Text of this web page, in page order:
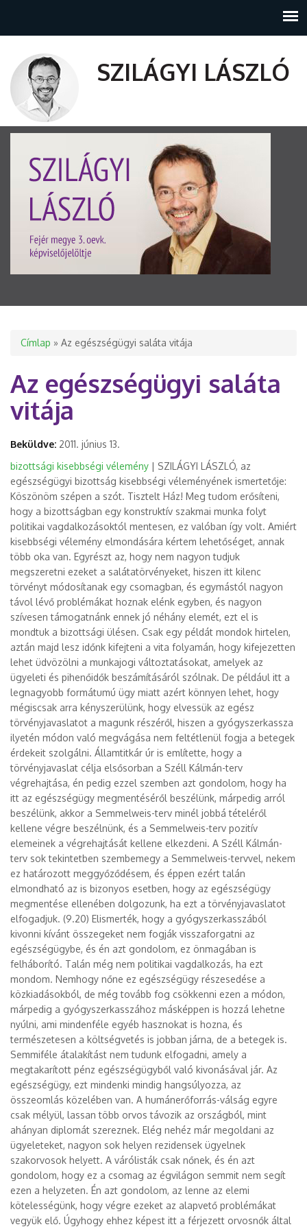
SZILÁGYI LÁSZLÓ
Jelenlegi hely
Címlap » Az egészségügyi saláta vitája
Az egészségügyi saláta
vitája
Beküldve: 2011. június 13.
bizottsági kisebbségi vélemény | SZILÁGYI LÁSZLÓ, az
egészségügyi bizottság kisebbségi véleményének ismertetője:
Köszönöm szépen a szót. Tisztelt Ház! Meg tudom erősíteni,
hogy a bizottságban egy konstruktív szakmai munka folyt
politikai vagdalkozásoktól mentesen, ez valóban így volt. Amiért
kisebbségi vélemény elmondására kértem lehetőséget, annak
több oka van. Egyrészt az, hogy nem nagyon tudjuk
megszeretni ezeket a salátatörvényeket, hiszen itt kilenc
törvényt módosítanak egy csomagban, és egymástól nagyon
távol lévő problémákat hoznak elénk egyben, és nagyon
szívesen támogatnánk ennek jó néhány elemét, ezt el is
mondtuk a bizottsági ülésen. Csak egy példát mondok hirtelen,
aztán majd lesz időnk kifejteni a vita folyamán, hogy kifejezetten
lehet üdvözölni a munkajogi változtatásokat, amelyek az
ügyeleti és pihenőidők beszámításáról szólnak. De például itt a
legnagyobb formátumú ügy miatt azért könnyen lehet, hogy
mégiscsak arra kényszerülünk, hogy elvessük az egész
törvényjavaslatot a magunk részéről, hiszen a gyógyszerkassza
ilyetén módon való megvágása nem feltétlenül fogja a betegek
érdekeit szolgálni. Államtitkár úr is említette, hogy a
törvényjavaslat célja elsősorban a Széll Kálmán-terv
végrehajtása, én pedig ezzel szemben azt gondolom, hogy ha
itt az egészségügy megmentéséről beszélünk, márpedig arról
beszélünk, akkor a Semmelweis-terv minél jobbá tételéről
kellene végre beszélnünk, és a Semmelweis-terv pozitív
elemeinek a végrehajtását kellene elkezdeni. A Széll Kálmán-
terv sok tekintetben szembemegy a Semmelweis-tervvel, nekem
ez határozott meggyőződésem, és éppen ezért talán
elmondható az is bizonyos esetben, hogy az egészségügy
megmentése ellenében dolgozunk, ha ezt a törvényjavaslatot
elfogadjuk. (9.20) Elismerték, hogy a gyógyszerkasszából
kivonni kívánt összegeket nem fogják visszaforgatni az
egészségügybe, és én azt gondolom, ez önmagában is
felháborító. Talán még nem politikai vagdalkozás, ha ezt
mondom. Nemhogy nőne ez egészségügy részesedése a
közkiadásokból, de még tovább fog csökkenni ezen a módon,
márpedig a gyógyszerkasszához másképpen is hozzá lehetne
nyúlni, ami mindenféle egyéb hasznokat is hozna, és
természetesen a költségvetés is jobban járna, de a betegek is.
Semmiféle átalakítást nem tudunk elfogadni, amely a
megtakarított pénz egészségügyből való kivonásával jár. Az
egészségügy, ezt mindenki mindig hangsúlyozza, az
összeomlás közelében van. A humánerőforrás-válság egyre
csak mélyül, lassan több orvos távozik az országból, mint
ahányan diplomát szereznek. Elég nehéz már megoldani az
ügyeleteket, nagyon sok helyen rezidensek ügyelnek
szakorvosok helyett. A várólisták csak nőnek, és én azt
gondolom, hogy ez a csomag az égvilágon semmit nem segít
ezen a helyzeten. Én azt gondolom, az lenne az elemi
kötelességünk, hogy végre ezeket az alapvető problémákat
vegyük elő. Úgyhogy ehhez képest itt a férjezett orvosnők által